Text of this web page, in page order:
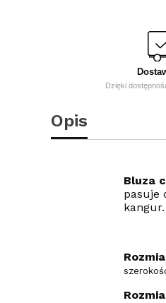
Dzięki
Opis
Bluza
pasuje